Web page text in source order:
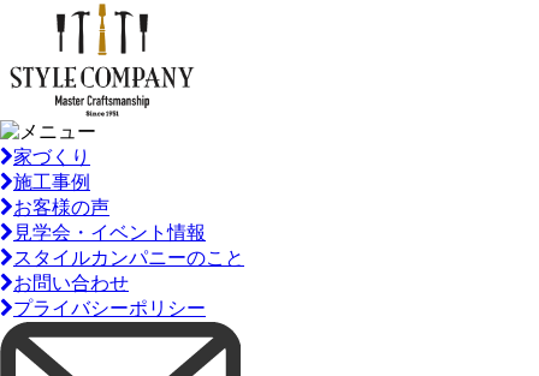
家づくり
施工事例
お客様の声
見学会・イベント情報
スタイルカンパニーのこと
お問い合わせ
プライバシーポリシー